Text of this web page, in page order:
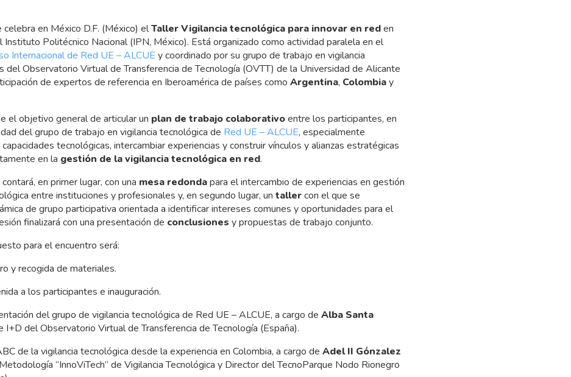
en México D.F. (México) elTaller Vigilancia tecnológica para innovar en reden
Instituto Politécnico Nacional (IPN, México). Está organizado como actividad paralela en el
Internacional de Red UE – ALCUE y coordinado por su grupo de trabajo en vigilancia
del Observatorio Virtual de Transferencia de Tecnología (OVTT) de la Universidad de Alicante
de expertos de referencia en Iberoamérica de países como Argentina, Colombiay
el objetivo general de articular un plan de trabajo colaborativoentre los participantes, en
del grupo de trabajo en vigilancia tecnológica de Red UE – ALCUE, especialmente
tecnológicas, intercambiar experiencias y construir vínculos y alianzas estratégicas
en la gestión de la vigilancia tecnológica en red.
en primer lugar, con una mesa redondapara el intercambio de experiencias en gestión
entre instituciones y profesionales y, en segundo lugar, un tallercon el que se
de grupo participativa orientada a identificar intereses comunes y oportunidades para el
finalizará con una presentación de conclusiones y propuestas de trabajo conjunto.
para el encuentro será:
y recogida de materiales.
a los participantes e inauguración.
del grupo de vigilancia tecnológica de Red UE – ALCUE, a cargo de Alba Santa
I+D del Observatorio Virtual de Transferencia de Tecnología (España).
de la vigilancia tecnológica desde la experiencia en Colombia, a cargo de Adel II Gónzalez
“InnoViTech” de Vigilancia Tecnológica y Director del TecnoParque Nodo Rionegro